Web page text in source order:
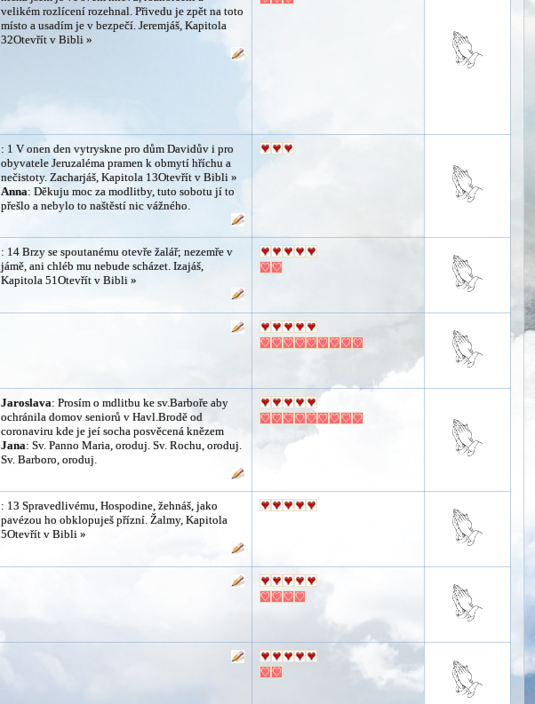
velikém rozlícení rozehnal. Přivedu je zpět na toto
místo a usadím je v bezpečí. Jeremjáš, Kapitola
32Otevřít v Bibli »
: 1 V onen den vytryskne pro dům Davidův i pro
obyvatele Jeruzaléma pramen k obmytí hříchu a
nečistoty. Zacharjáš, Kapitola 13Otevřít v Bibli »
Anna: Děkuju moc za modlitby, tuto sobotu jí to
přešlo a nebylo to naštěstí nic vážného.
: 14 Brzy se spoutanému otevře žalář; nezemře v
jámě, ani chléb mu nebude scházet. Izajáš,
Kapitola 51Otevřít v Bibli »
Jaroslava: Prosím o mdlitbu ke sv.Barboře aby
ochránila domov seniorů v Havl.Brodě od
coronaviru kde je jeí socha posvěcená knězem
Jana: Sv. Panno Maria, oroduj. Sv. Rochu, oroduj.
Sv. Barboro, oroduj.
: 13 Spravedlivému, Hospodine, žehnáš, jako
pavézou ho obklopuješ přízní. Žalmy, Kapitola
5Otevřít v Bibli »